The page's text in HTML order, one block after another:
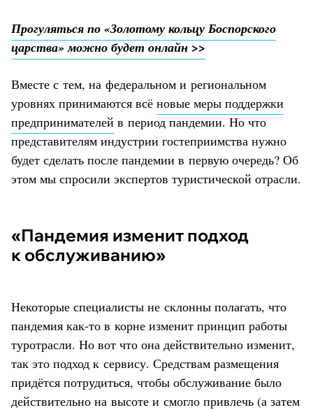
Прогуляться по «Золотому кольцу Боспорского
царства» можно будет онлайн >>
Вместе с тем, на федеральном и региональном
уровнях принимаются всё новые меры поддержки
предпринимателей в период пандемии. Но что
представителям индустрии гостеприимства нужно
будет сделать после пандемии в первую очередь? Об
этом мы спросили экспертов туристической отрасли.
«Пандемия изменит подход
к обслуживанию»
Некоторые специалисты не склонны полагать, что
пандемия как-то в корне изменит принцип работы
туротрасли. Но вот что она действительно изменит,
так это подход к сервису. Средствам размещения
придётся потрудиться, чтобы обслуживание было
действительно на высоте и смогло привлечь (а затем